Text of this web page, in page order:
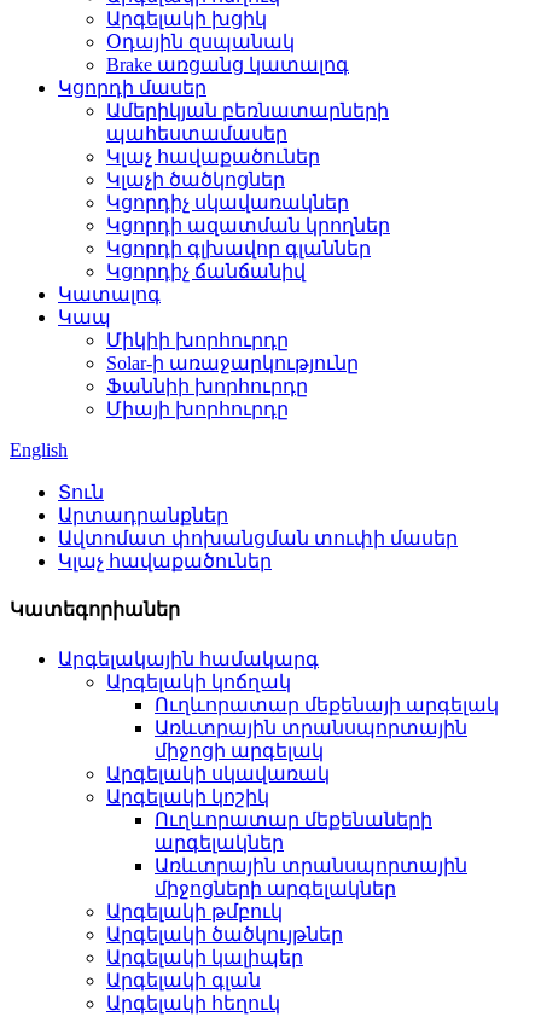
Արգելակի խցիկ
Օդային զսպանակ
Brake առցանց կատալոգ
Կցորդի մասեր
Ամերիկյան բեռնատարների
պահեստամասեր
Կլաչ հավաքածուներ
Կլաչի ծածկոցներ
Կցորդիչ սկավառակներ
Կցորդի ազատման կրողներ
Կցորդի գլխավոր գլաններ
Կցորդիչ ճանճանիվ
Կատալոգ
Կապ
Միկիի խորհուրդը
Solar-ի առաջարկությունը
Ֆաննիի խորհուրդը
Միայի խորհուրդը
English
Տուն
Արտադրանքներ
Ավտոմատ փոխանցման տուփի մասեր
Կլաչ հավաքածուներ
Կատեգորիաներ
Արգելակային համակարգ
Արգելակի կոճղակ
Ուղևորատար մեքենայի արգելակ
Առևտրային տրանսպորտային
միջոցի արգելակ
Արգելակի սկավառակ
Արգելակի կոշիկ
Ուղևորատար մեքենաների
արգելակներ
Առևտրային տրանսպորտային
միջոցների արգելակներ
Արգելակի թմբուկ
Արգելակի ծածկույթներ
Արգելակի կալիպեր
Արգելակի գլան
Արգելակի հեղուկ